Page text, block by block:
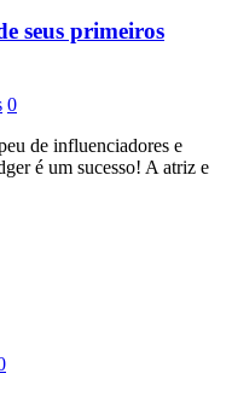
seus primeiros
0
de influenciadores e
é um sucesso! A atriz e